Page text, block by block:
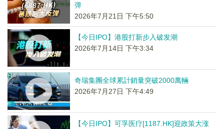
弹
2026年7月21日 下午5:50
【今日IPO】港股打新步入破发潮
2026年7月14日 下午3:34
奇瑞集團全球累計銷量突破2000萬輛
2026年7月27日 下午4:49
【今日IPO】可孚医疗[1187.HK]迎政策大涨